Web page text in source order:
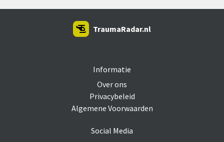
Informatie
Over ons
Privacybeleid
Algemene Voorwaarden
Social Media
TraumaRadar.nl